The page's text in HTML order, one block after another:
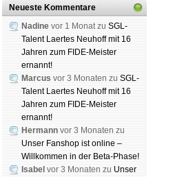
Neueste Kommentare
Nadine vor 1 Monat zu SGL-
Talent Laertes Neuhoff mit 16
Jahren zum FIDE-Meister
ernannt!
Marcus vor 3 Monaten zu SGL-
Talent Laertes Neuhoff mit 16
Jahren zum FIDE-Meister
ernannt!
Hermann vor 3 Monaten zu
Unser Fanshop ist online –
Willkommen in der Beta-Phase!
Isabel vor 3 Monaten zu Unser